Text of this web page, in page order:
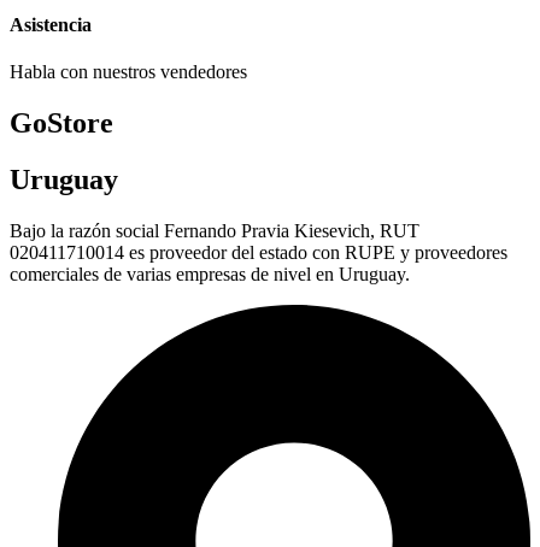
Asistencia
Habla con nuestros vendedores
GoStore
Uruguay
Bajo la razón social Fernando Pravia Kiesevich, RUT
020411710014 es proveedor del estado con RUPE y proveedores
comerciales de varias empresas de nivel en Uruguay.